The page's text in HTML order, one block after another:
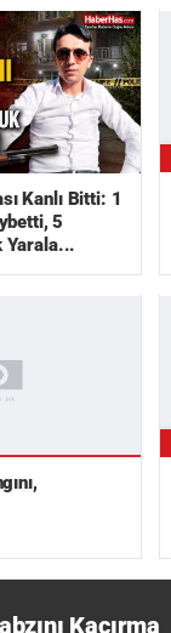
Kanlı Bitti: 1
5
Yarala...
Kaçırma